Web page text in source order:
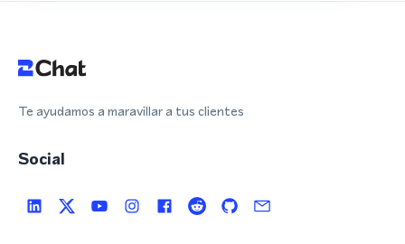
Te ayudamos a maravillar a tus clientes
Social